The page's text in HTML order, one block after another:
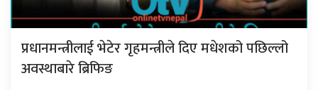
प्रधानमन्त्रीलाई भेटेर गृहमन्त्रीले दिए मधेशको पछिल्लो
अवस्थाबारे ब्रिफिङ